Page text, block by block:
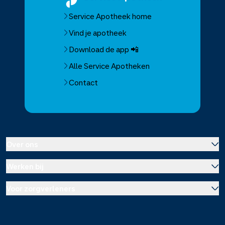
Service Apotheek home
Vind je apotheek
Download de app 📲
Alle Service Apotheken
Contact